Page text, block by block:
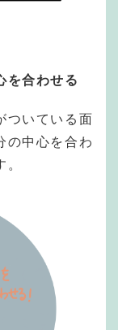
を合わせる
ついている面
の中心を合わ